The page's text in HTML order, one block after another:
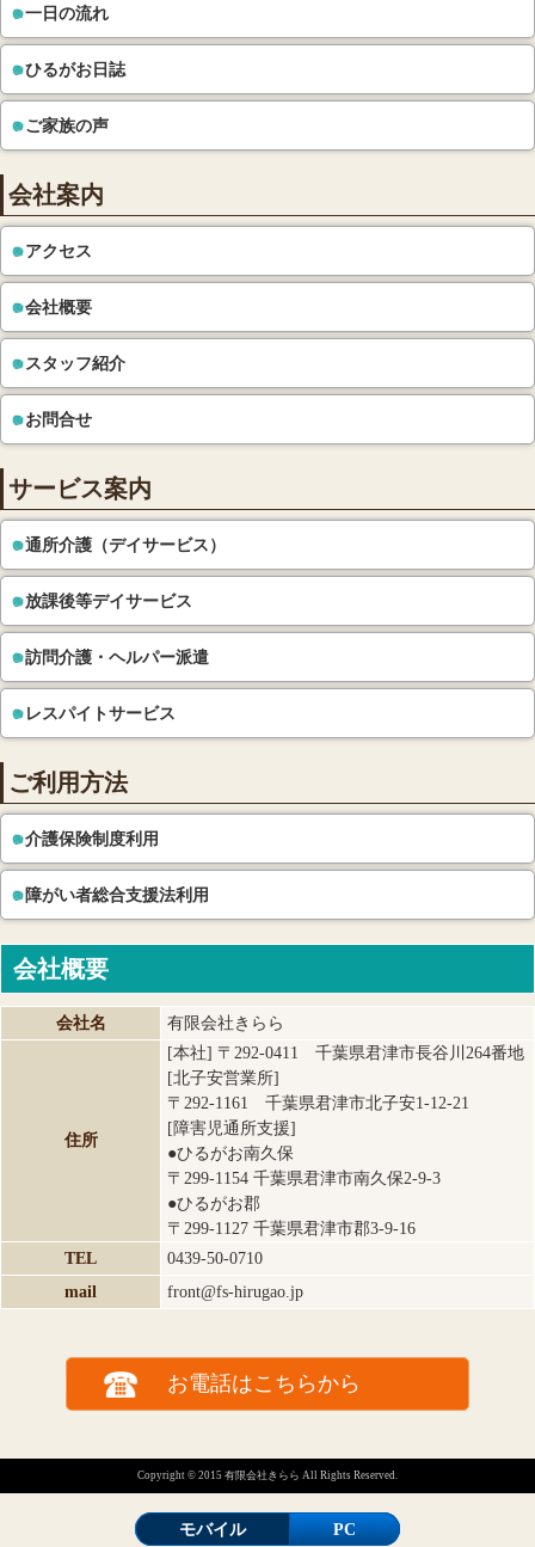
一日の流れ
ひるがお日誌
ご家族の声
会社案内
アクセス
会社概要
スタッフ紹介
お問合せ
サービス案内
通所介護（デイサービス）
放課後等デイサービス
訪問介護・ヘルパー派遣
レスパイトサービス
ご利用方法
介護保険制度利用
障がい者総合支援法利用
会社概要
会社名 有限会社きらら
住所
[本社] 〒292-0411 千葉県君津市長谷川264番地
[北子安営業所]
〒292-1161 千葉県君津市北子安1-12-21
[障害児通所支援]
●ひるがお南久保
〒299-1154 千葉県君津市南久保2-9-3
●ひるがお郡
〒299-1127 千葉県君津市郡3-9-16
TEL
0439-50-0710
mail
front@fs-hirugao.jp
お電話はこちらから
Copyright © 2015 有限会社きらら All Rights Reserved.
モバイル PC